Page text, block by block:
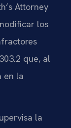
Attorney
los
que, al
en la
la